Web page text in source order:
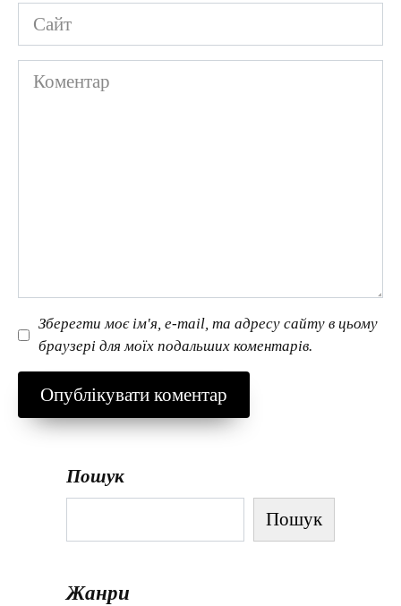
Сайт
Коментар
Зберегти моє ім'я, e-mail, та адресу сайту в цьому
браузері для моїх подальших коментарів.
Пошук
Пошук
Жанри